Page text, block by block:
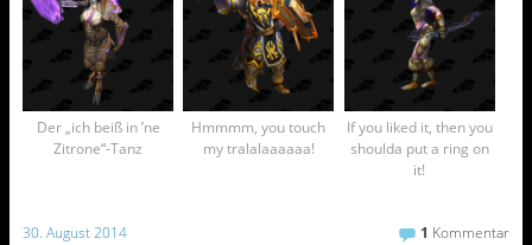
Der „ich beiß in ’ne
Zitrone“-Tanz
Hmmmm, you touch
my tralalaaaaaa!
If you liked it, then you
shoulda put a ring on
it!
30. August 2014 1 Kommentar